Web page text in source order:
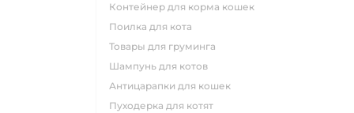
контейнер для корма кошек
поилка для кота
товары для груминга
шампунь для котов
антицарапки для кошек
пуходерка для котят